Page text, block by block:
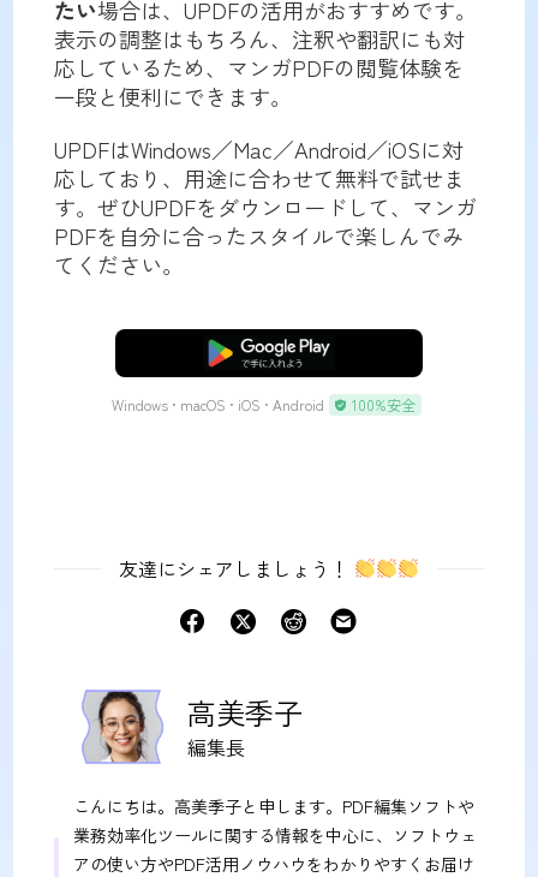
たい場合は、UPDFの活用がおすすめです。
表示の調整はもちろん、注釈や翻訳にも対
応しているため、マンガPDFの閲覧体験を
一段と便利にできます。
UPDFはWindows／Mac／Android／iOSに対
応しており、用途に合わせて無料で試せま
す。ぜひUPDFをダウンロードして、マンガ
PDFを自分に合ったスタイルで楽しんでみ
てください。
無料ダウンロード
Windows • macOS • iOS • Android 100%安全
友達にシェアしましょう！
高美季子
編集長
こんにちは。高美季子と申します。PDF編集ソフトや
業務効率化ツールに関する情報を中心に、ソフトウェ
アの使い方やPDF活用ノウハウをわかりやすくお届け